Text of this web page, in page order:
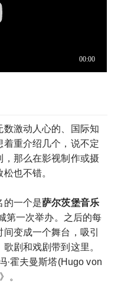
激动人心的、国际知
重介绍几个，说不定
，那么在影视制作或摄
也不错。
的一个是萨尔茨堡音乐
第一次举办。之后的每
变成一个舞台，吸引
剧和戏剧带到这里。
·霍夫曼斯塔(Hugo von
。